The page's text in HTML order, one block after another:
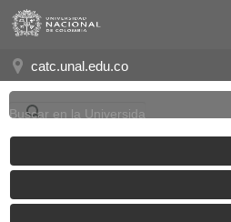
catc.unal.edu.co